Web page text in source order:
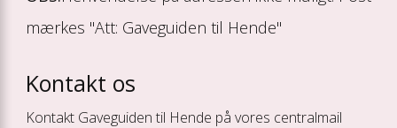
mærkes "Att: Gaveguiden til Hende"
Kontakt os
Kontakt Gaveguiden til Hende på vores centralmail